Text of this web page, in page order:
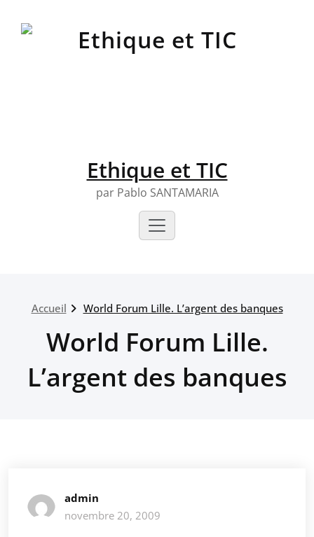
Ethique et TIC
par Pablo SANTAMARIA
Accueil World Forum Lille. L’argent des banques
World Forum Lille.
L’argent des banques
admin
novembre 20, 2009